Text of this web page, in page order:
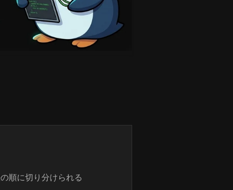
順に切り分けられる